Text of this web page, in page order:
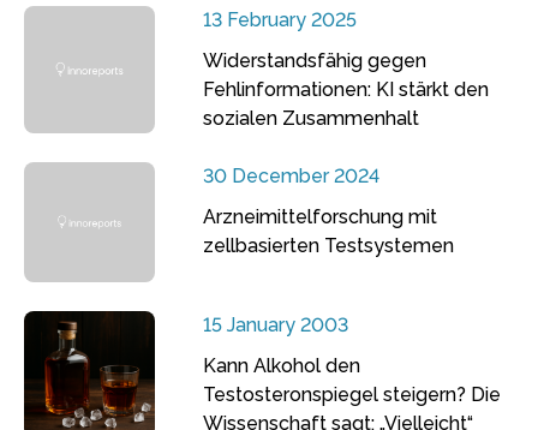
13 February 2025
Widerstandsfähig gegen
Fehlinformationen: KI stärkt den
sozialen Zusammenhalt
30 December 2024
Arzneimittelforschung mit
zellbasierten Testsystemen
15 January 2003
Kann Alkohol den
Testosteronspiegel steigern? Die
Wissenschaft sagt: „Vielleicht“